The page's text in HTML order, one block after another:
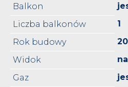
Balkon
Liczba balkonów
1
Rok budowy
Widok
Gaz